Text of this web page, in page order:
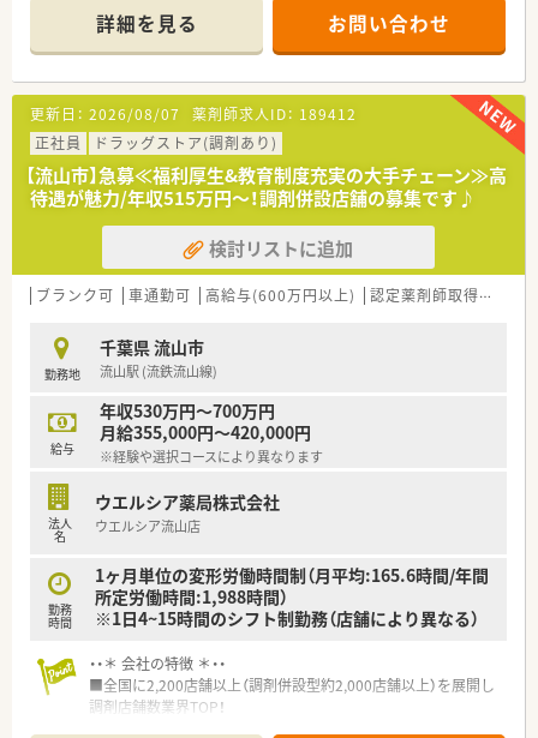
頑張り次第で高給与も可能！
■経験や勤務コースによりますが、経験の少ない方でも500万前
半スタートと業界TOP水準！
■職種や職域に合わせ、豊富な社内研修や外部組織と連携した研
修を用意されています
■薬剤師が中心の会社だからこそ活躍できるキャリアパスが多
種多様に用意されています。
■店舗拡大に伴い、エリアマネジャーや営業部長等のマネジメン
トのポジションも増えます。
■在宅や教育等の専門性を活かせるスペシャリストを目指すこ
とも可能です。
■その他にも、管理部門や商品部門等の本社スタッフなど活動領
域は多種多様です。
■在宅実施店舗は年々増加しており、在宅医療へもしっかりと関
■育児休暇は3歳まで取得が可能で、時短制度は小学5年生まで
時短勤務ができるよう変更予定です。
■年間休日が120日とワークライフバランスが整っています
■日用品から常備薬まで、従業員割引制度など嬉しいメリットも
たくさんあります！
詳細を見る お問い合わせ
更新日： 2026/08/07 薬剤師求人ID： 189412
正社員
ドラッグストア(調剤あり)
【流山市】急募≪福利厚生&教育制度充実の大手チェーン≫高
待遇が魅力/年収515万円～！調剤併設店舗の募集です♪
検討リストに追加
ブランク可 車通勤可 高給与(600万円以上) 認定薬剤師取得支援あり
勤務地
千葉県 流山市
流山駅 (流鉄流山線)
給与
年収530万円～700万円
月給355,000円～420,000円
※経験や選択コースにより異なります
法人
名
ウエルシア薬局株式会社
ウエルシア流山店
勤務
時間
1ヶ月単位の変形労働時間制（月平均:165.6時間/年間
所定労働時間:1,988時間）
※1日4~15時間のシフト制勤務（店舗により異なる）
・・＊ 会社の特徴 ＊・・
■全国に2,200店舗以上（調剤併設型約2,000店舗以上）を展開し
調剤店舗数業界TOP！